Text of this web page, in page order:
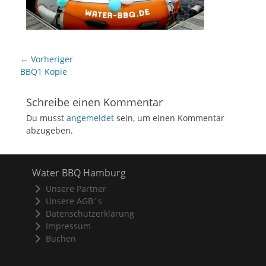
Beitragsnavigation
← Vorheriger
Vorheriger
BBQ1 Kopie
Schreibe einen Kommentar
Du musst angemeldet sein, um einen Kommentar
abzugeben.
Water BBQ Hamburg
Unsere Partner
Unsere AGB´s
Datenschutzerklärung
Impressum
Buchen